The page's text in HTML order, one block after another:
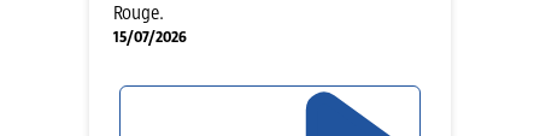
Rouge.
15/07/2026